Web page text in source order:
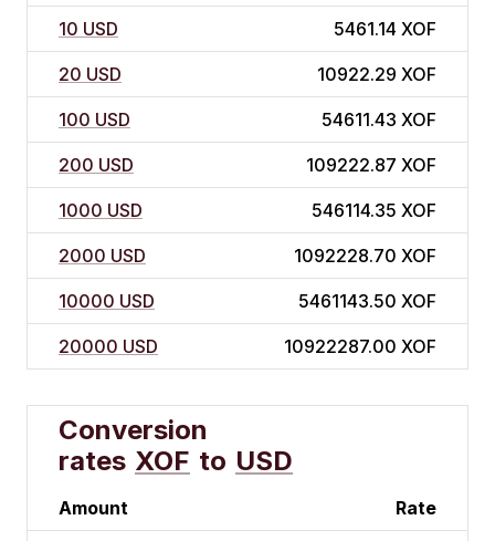
10 USD 5461.14 XOF
20 USD 10922.29 XOF
100 USD 54611.43 XOF
200 USD 109222.87 XOF
1000 USD 546114.35 XOF
2000 USD 1092228.70 XOF
10000 USD 5461143.50 XOF
20000 USD 10922287.00 XOF
Conversion
rates XOF to USD
Amount Rate